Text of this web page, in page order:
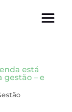
está
gestão – e